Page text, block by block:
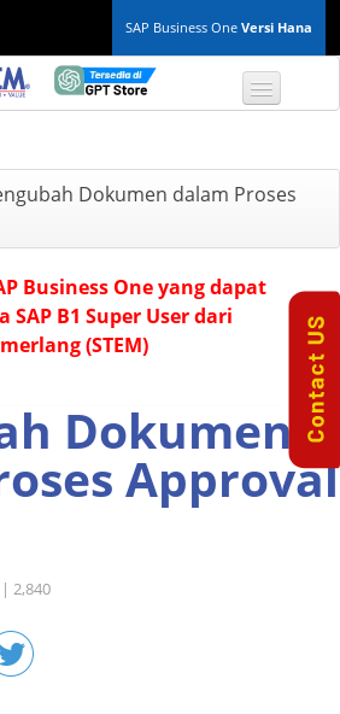
SAP Business One Versi Hana
TOP 10 B1 TIPS
Finance & Accounting
Inventory & Production
Project Management
Dokumen dalam Proses
Business One yang dapat
B1 Super User dari
(STEM)
Dokumen
Approval
2,840